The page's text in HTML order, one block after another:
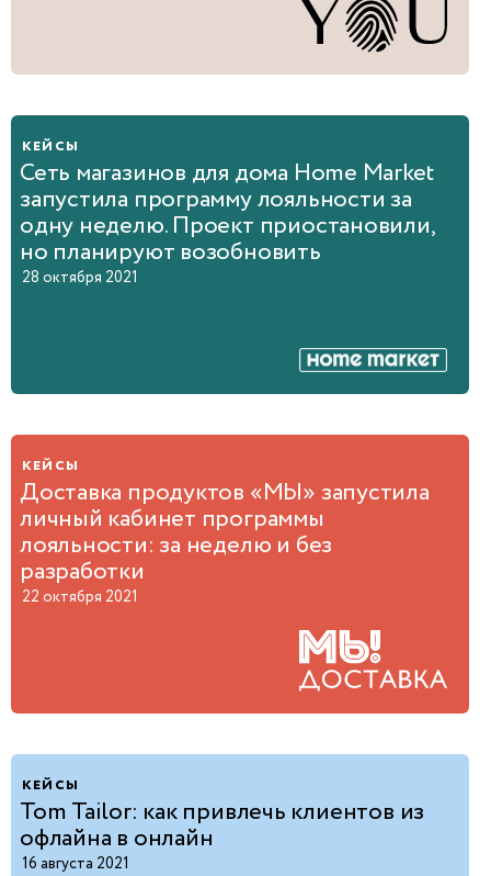
кейсы
Сеть магазинов для дома Home Market
запустила программу лояльности за
одну неделю. Проект приостановили,
но планируют возобновить
28 октября 2021
кейсы
Доставка продуктов «МЫ» запустила
личный кабинет программы
лояльности: за неделю и без
разработки
22 октября 2021
кейсы
Tom Tailor: как привлечь клиентов из
офлайна в онлайн
16 августа 2021